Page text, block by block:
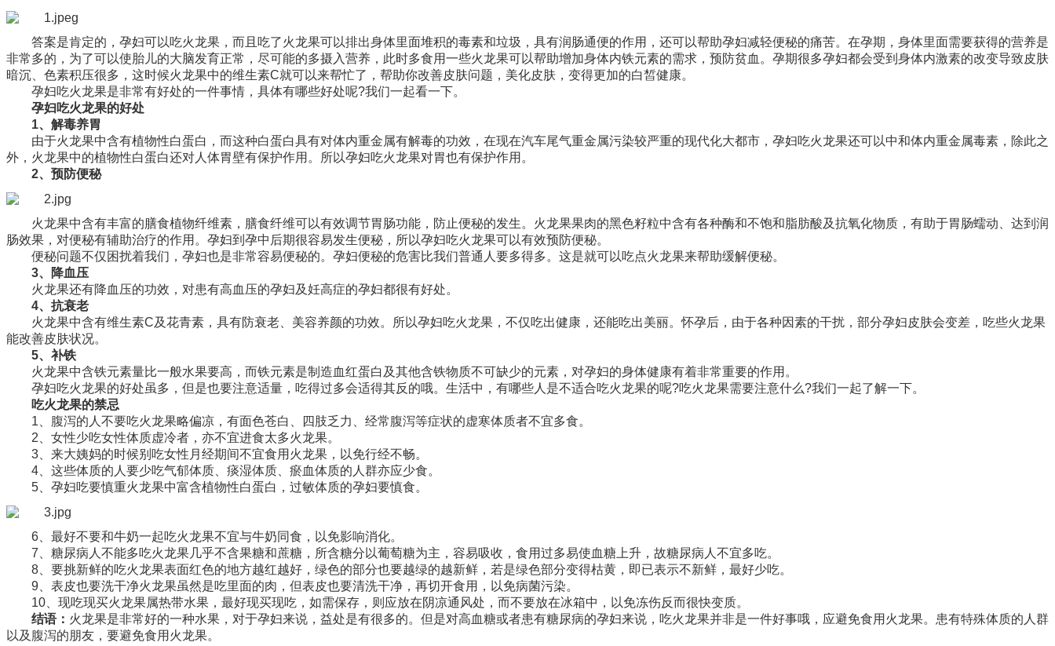
答案是肯定的，孕妇可以吃火龙果，而且吃了火龙果可以排出身体里面堆积的毒素和垃圾，具有润肠通便的作用，还可以帮助孕妇减轻便秘的痛苦。在孕期，身体里面需要获得的营养是
非常多的，为了可以使胎儿的大脑发育正常，尽可能的多摄入营养，此时多食用一些火龙果可以帮助增加身体内铁元素的需求，预防贫血。孕期很多孕妇都会受到身体内激素的改变导致皮肤
暗沉、色素积压很多，这时候火龙果中的维生素C就可以来帮忙了，帮助你改善皮肤问题，美化皮肤，变得更加的白皙健康。
孕妇吃火龙果是非常有好处的一件事情，具体有哪些好处呢?我们一起看一下。
孕妇吃火龙果的好处
1、解毒养胃
由于火龙果中含有植物性白蛋白，而这种白蛋白具有对体内重金属有解毒的功效，在现在汽车尾气重金属污染较严重的现代化大都市，孕妇吃火龙果还可以中和体内重金属毒素，除此之
外，火龙果中的植物性白蛋白还对人体胃壁有保护作用。所以孕妇吃火龙果对胃也有保护作用。
2、预防便秘
火龙果中含有丰富的膳食植物纤维素，膳食纤维可以有效调节胃肠功能，防止便秘的发生。火龙果果肉的黑色籽粒中含有各种酶和不饱和脂肪酸及抗氧化物质，有助于胃肠蠕动、达到润
肠效果，对便秘有辅助治疗的作用。孕妇到孕中后期很容易发生便秘，所以孕妇吃火龙果可以有效预防便秘。
便秘问题不仅困扰着我们，孕妇也是非常容易便秘的。孕妇便秘的危害比我们普通人要多得多。这是就可以吃点火龙果来帮助缓解便秘。
3、降血压
火龙果还有降血压的功效，对患有高血压的孕妇及妊高症的孕妇都很有好处。
4、抗衰老
火龙果中含有维生素C及花青素，具有防衰老、美容养颜的功效。所以孕妇吃火龙果，不仅吃出健康，还能吃出美丽。怀孕后，由于各种因素的干扰，部分孕妇皮肤会变差，吃些火龙果
能改善皮肤状况。
5、补铁
火龙果中含铁元素量比一般水果要高，而铁元素是制造血红蛋白及其他含铁物质不可缺少的元素，对孕妇的身体健康有着非常重要的作用。
孕妇吃火龙果的好处虽多，但是也要注意适量，吃得过多会适得其反的哦。生活中，有哪些人是不适合吃火龙果的呢?吃火龙果需要注意什么?我们一起了解一下。
吃火龙果的禁忌
1、腹泻的人不要吃火龙果略偏凉，有面色苍白、四肢乏力、经常腹泻等症状的虚寒体质者不宜多食。
2、女性少吃女性体质虚冷者，亦不宜进食太多火龙果。
3、来大姨妈的时候别吃女性月经期间不宜食用火龙果，以免行经不畅。
4、这些体质的人要少吃气郁体质、痰湿体质、瘀血体质的人群亦应少食。
5、孕妇吃要慎重火龙果中富含植物性白蛋白，过敏体质的孕妇要慎食。
6、最好不要和牛奶一起吃火龙果不宜与牛奶同食，以免影响消化。
7、糖尿病人不能多吃火龙果几乎不含果糖和蔗糖，所含糖分以葡萄糖为主，容易吸收，食用过多易使血糖上升，故糖尿病人不宜多吃。
8、要挑新鲜的吃火龙果表面红色的地方越红越好，绿色的部分也要越绿的越新鲜，若是绿色部分变得枯黄，即已表示不新鲜，最好少吃。
9、表皮也要洗干净火龙果虽然是吃里面的肉，但表皮也要清洗干净，再切开食用，以免病菌污染。
10、现吃现买火龙果属热带水果，最好现买现吃，如需保存，则应放在阴凉通风处，而不要放在冰箱中，以免冻伤反而很快变质。
结语： 火龙果是非常好的一种水果，对于孕妇来说，益处是有很多的。但是对高血糖或者患有糖尿病的孕妇来说，吃火龙果并非是一件好事哦，应避免食用火龙果。患有特殊体质的人群
以及腹泻的朋友，要避免食用火龙果。